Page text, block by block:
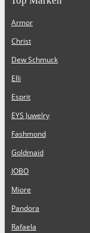
Armor
Christ
Dew Schmuck
Elli
Esprit
EYS Juwelry
Fashmond
Goldmaid
JOBO
Miore
Pandora
Rafaela